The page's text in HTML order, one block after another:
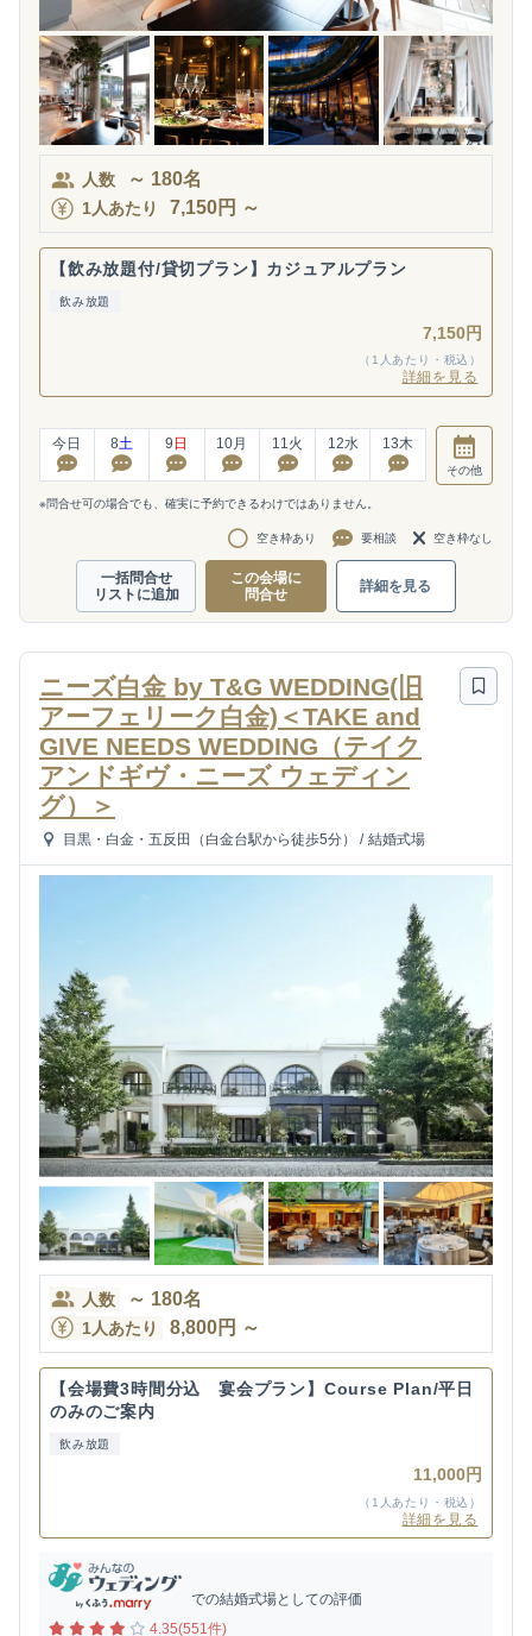
人数 ～ 180名
1人あたり 7,150円 ～
【飲み放題付/貸切プラン】カジュアルプラン
飲み放題
7,150円
（1人あたり・税込）
詳細を見る
今日 8土 9 日 10月 11火 12水 13木
その他
※問合せ可の場合でも、確実に予約できるわけではありません。
空き枠あり 要相談 空き枠なし
一括問合せ
リストに追加
この会場に
問合せ
詳細を見る
ニーズ白金 by T&G WEDDING(旧
アーフェリーク白金)＜TAKE and
GIVE NEEDS WEDDING（テイク
アンドギヴ・ニーズ ウェディン
グ）＞
目黒・白金・五反田（白金台駅から徒歩5分） / 結婚式場
人数 ～ 180名
1人あたり 8,800円 ～
【会場費3時間分込 宴会プラン】Course Plan/平日
のみのご案内
飲み放題
11,000円
（1人あたり・税込）
詳細を見る
での結婚式場としての評価
4.35(551件)